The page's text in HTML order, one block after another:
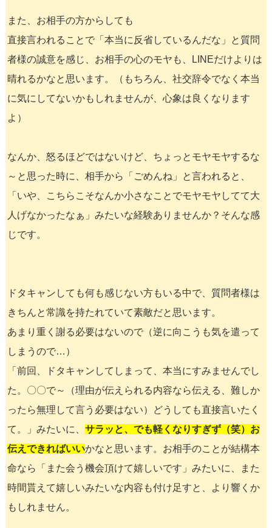
また、お相手の方からしても
直接言われることで「本当に反省しているんだな」と質問
者様の誠意を感じ、お相手の心のモヤも、LINEだけよりは
晴れるかなと思います。（もちろん、社交辞令でなく本当
に気にしてないかもしれませんが、心象は良くなります
よ）
なんか、怒るほどではないけど、ちょっとモヤモヤするな
～と思った時に、相手から「ごめんね」と言われると、
「いや、こちらこそなんか小さなことでモヤモヤしてて大
人げなかったなぁ」みたいな経験ありませんか？そんな感
じです。
ドタキャンしても何も感じない方もいる中で、質問者様は
きちんと常識を持たれていて素敵だと思います。
あまり重く謝る必要はないので（逆に向こうも気を遣って
しまうので…）
「前回、ドタキャンしてしまって、本当にすみませんでし
た。〇〇で～（理由が伝えられる内容なら伝える、難しか
ったら無理して言う必要はない）どうしても直接言いたく
て。」みたいに、 サラッと、でも軽くなりすぎず（笑）お
伝えできればいいかなと思います。お相手のことが結構本
命なら「また会う機会頂けて嬉しいです」みたいに、また
時間貰えて嬉しいみたいな内容も付け足すと、より響くか
もしれません。